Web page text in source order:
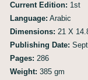
Current Edition: 1st
Language: Arabic
Dimensions: 21 X
Publishing Date:
Pages: 286
Weight: 385 gm